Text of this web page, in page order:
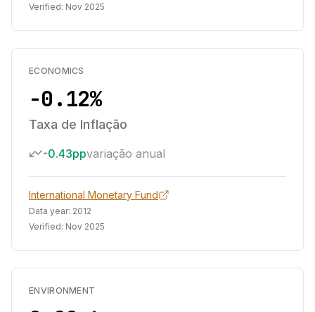
Verified: Nov 2025
ECONOMICS
-0.12%
Taxa de Inflação
-0.43ppvariação anual
International Monetary Fund
Data year: 2012
Verified: Nov 2025
ENVIRONMENT